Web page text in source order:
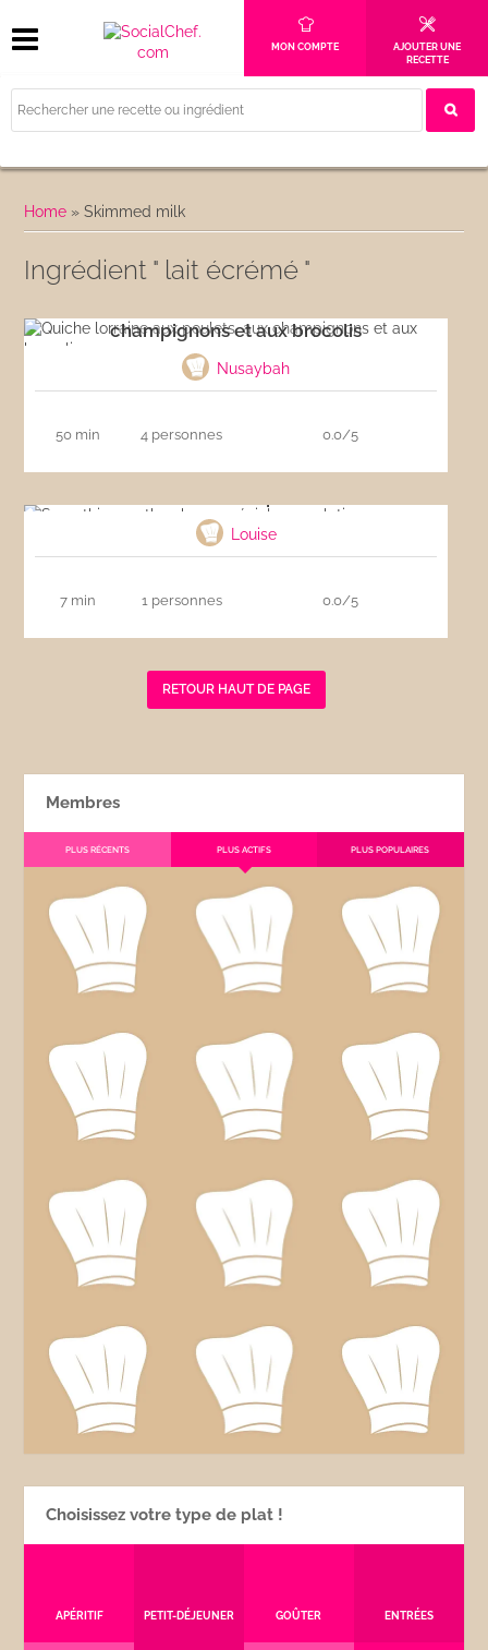
MON COMPTE
AJOUTER UNE
RECETTE
Home »Skimmed milk
Ingrédient " lait écrémé "
champignons et aux brocolis
Nusaybah
50 min 4 personnes 0.0/5
Louise
7 min 1 personnes 0.0/5
RETOUR HAUT DE PAGE
Membres
PLUS RÉCENTS PLUS ACTIFS PLUS POPULAIRES
Choisissez votre type de plat !
APÉRITIF PETIT-DÉJEUNER GOÛTER ENTRÉES